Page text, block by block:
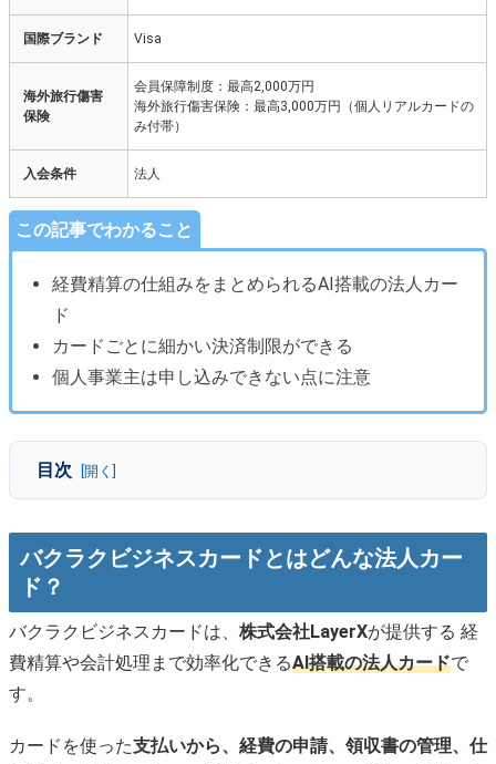
国際ブランド Visa
海外旅行傷害
保険
会員保障制度：最高2,000万円
海外旅行傷害保険：最高3,000万円（個人リアルカードの
み付帯）
入会条件 法人
この記事でわかること
経費精算の仕組みをまとめられるAI搭載の法人カー
ド
カードごとに細かい決済制限ができる
個人事業主は申し込みできない点に注意
目次
カードごとに決済先や利用上限金額などを細かく設定で
アプリで領収書提出が完結し、経費申請の手間を軽減で
きる
AIが領収書照合と仕訳を自動化し、作業を削減
が楽
バクラクビジネスカードとはどんな法人カー
ド？
バクラクビジネスカードは、 株式会社LayerXが提供する 経
費精算や会計処理まで効率化できるAI搭載の法人カードで
す。
カードを使った支払いから、経費の申請、領収書の管理、仕